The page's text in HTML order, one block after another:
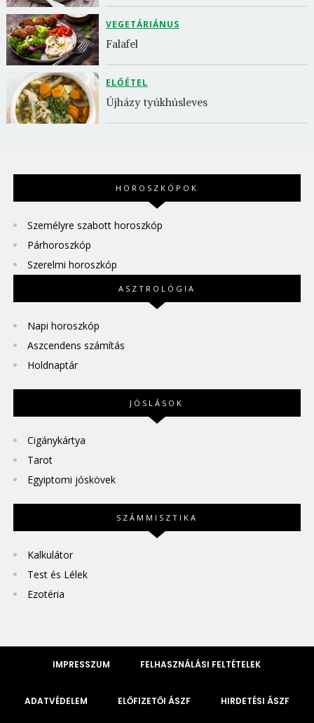
VEGETÁRIÁNUS
Falafel
ELŐÉTEL
Újházy tyúkhúsleves
HOROSZKÓPOK
Személyre szabott horoszkóp
Párhoroszkóp
Szerelmi horoszkóp
ASZTROLÓGIA
Napi horoszkóp
Aszcendens számítás
Holdnaptár
JÓSLÁSOK
Cigánykártya
Tarot
Egyiptomi jóskövek
SZÁMMISZTIKA
Kalkulátor
Test és Lélek
Ezotéria
IMPRESSZUM FELHASZNÁLÁSI FELTÉTELEK
ADATVÉDELEM ELŐFIZETŐI ÁSZF HIRDETÉSI ÁSZF